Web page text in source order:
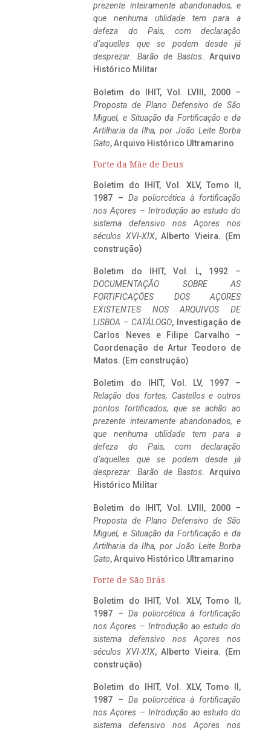
prezente inteiramente abandonados, e
que nenhuma utilidade tem para a
defeza do Pais, com declaração
d’aquelles que se podem desde já
desprezar. Barão de Bastos. Arquivo
Histórico Militar
Boletim do IHIT, Vol. LVIII, 2000 –
Proposta de Plano Defensivo de São
Miguel, e Situação da Fortificação e da
Artilharia da Ilha, por João Leite Borba
Gato, Arquivo Histórico Ultramarino
Forte da Mãe de Deus
Boletim do IHIT, Vol. XLV, Tomo II,
1987 – Da poliorcética à fortificação
nos Açores – Introdução ao estudo do
sistema defensivo nos Açores nos
séculos XVI-XIX, Alberto Vieira. (Em
construção)
Boletim do IHIT, Vol. L, 1992 –
DOCUMENTAÇÃO SOBRE AS
FORTIFICAÇÕES DOS AÇORES
EXISTENTES NOS ARQUIVOS DE
LISBOA – CATÁLOGO, Investigação de
Carlos Neves e Filipe Carvalho –
Coordenação de Artur Teodoro de
Matos. (Em construção)
Boletim do IHIT, Vol. LV, 1997 –
Relação dos fortes, Castellos e outros
pontos fortificados, que se achão ao
prezente inteiramente abandonados, e
que nenhuma utilidade tem para a
defeza do Pais, com declaração
d’aquelles que se podem desde já
desprezar. Barão de Bastos. Arquivo
Histórico Militar
Boletim do IHIT, Vol. LVIII, 2000 –
Proposta de Plano Defensivo de São
Miguel, e Situação da Fortificação e da
Artilharia da Ilha, por João Leite Borba
Gato, Arquivo Histórico Ultramarino
Forte de São Brás
Boletim do IHIT, Vol. XLV, Tomo II,
1987 – Da poliorcética à fortificação
nos Açores – Introdução ao estudo do
sistema defensivo nos Açores nos
séculos XVI-XIX, Alberto Vieira. (Em
construção)
Boletim do IHIT, Vol. XLV, Tomo II,
1987 – Da poliorcética à fortificação
nos Açores – Introdução ao estudo do
sistema defensivo nos Açores nos